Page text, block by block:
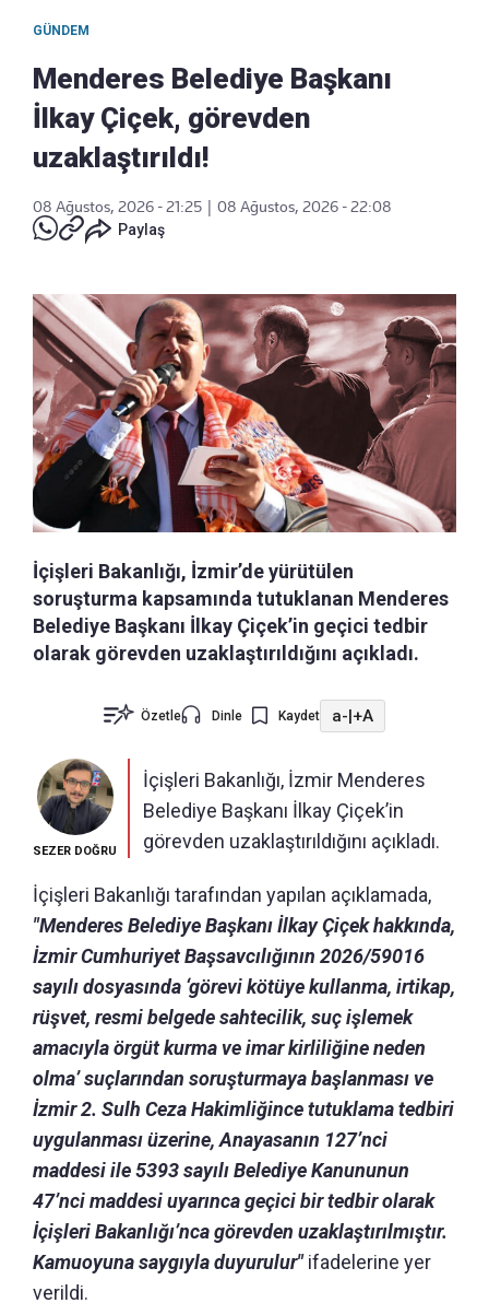
GÜNDEM
Menderes Belediye Başkanı
İlkay Çiçek, görevden
uzaklaştırıldı!
08 Ağustos, 2026 - 21:25
08 Ağustos, 2026 - 22:08
Paylaş
İçişleri Bakanlığı, İzmir’de yürütülen
soruşturma kapsamında tutuklanan Menderes
Belediye Başkanı İlkay Çiçek’in geçici tedbir
olarak görevden uzaklaştırıldığını açıkladı.
Özetle Dinle Kaydet a-|+A
SEZER DOĞRU
İçişleri Bakanlığı, İzmir Menderes
Belediye Başkanı İlkay Çiçek’in
görevden uzaklaştırıldığını açıkladı.
İçişleri Bakanlığı tarafından yapılan açıklamada,
"Menderes Belediye Başkanı İlkay Çiçek hakkında,
İzmir Cumhuriyet Başsavcılığının 2026/59016
sayılı dosyasında ‘görevi kötüye kullanma, irtikap,
rüşvet, resmi belgede sahtecilik, suç işlemek
amacıyla örgüt kurma ve imar kirliliğine neden
olma’ suçlarından soruşturmaya başlanması ve
İzmir 2. Sulh Ceza Hakimliğince tutuklama tedbiri
uygulanması üzerine, Anayasanın 127’nci
maddesi ile 5393 sayılı Belediye Kanununun
47’nci maddesi uyarınca geçici bir tedbir olarak
İçişleri Bakanlığı’nca görevden uzaklaştırılmıştır.
Kamuoyuna saygıyla duyurulur"ifadelerine yer
verildi.